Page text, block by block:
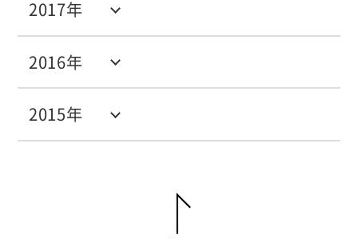
2015年
2016年
2017年